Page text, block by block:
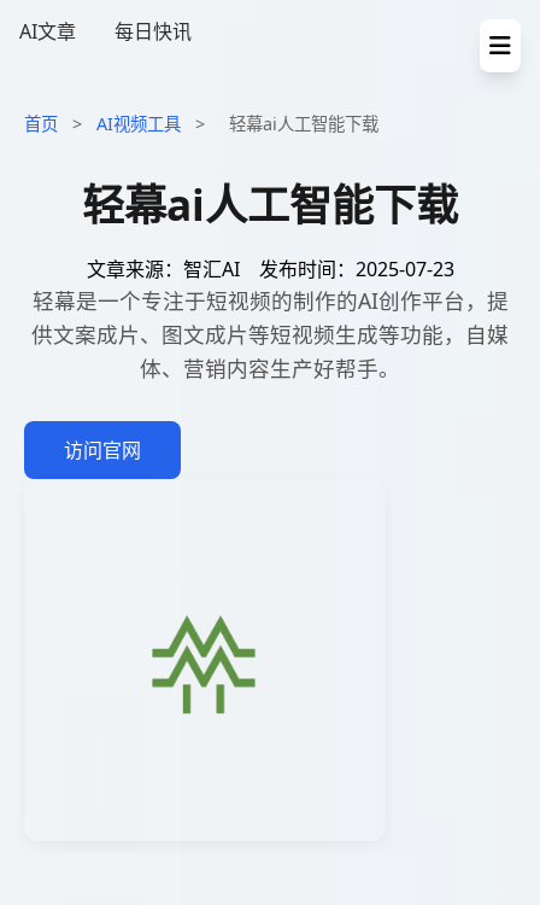
AI文章 每日快讯
首页 > AI视频工具 > 轻幕ai人工智能下载
轻幕ai人工智能下载
文章来源：智汇AI 发布时间：2025-07-23
轻幕是一个专注于短视频的制作的AI创作平台，提
供文案成片、图文成片等短视频生成等功能，自媒
体、营销内容生产好帮手。
访问官网